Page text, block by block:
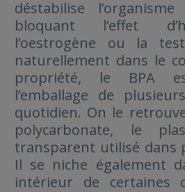
déstabilise
bloquant l’effet
l’oestrogène ou la
naturellement dans le
propriété, le BPA
l’emballage de
quotidien. On le
polycarbonate, le
transparent utilisé dans
Il se niche également
intérieur de certaines